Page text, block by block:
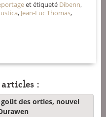
et étiqueté Dibenn,
, Jean-Luc Thomas,
articles :
goût des orties, nouvel